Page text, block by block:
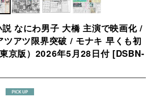
なにわ男子 大橋 主演で映画化 /
アツ限界突破 / モナキ 早くも初
京版）2026年5月28日付 [DSBN-